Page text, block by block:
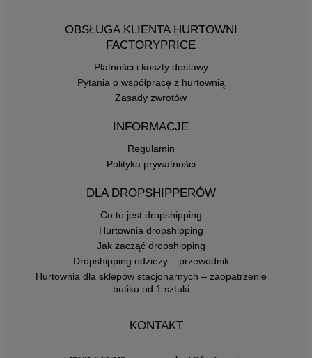
OBSŁUGA KLIENTA HURTOWNI
FACTORYPRICE
Płatności i koszty dostawy
Pytania o współpracę z hurtownią
Zasady zwrotów
INFORMACJE
Regulamin
Polityka prywatności
DLA DROPSHIPPERÓW
Co to jest dropshipping
Hurtownia dropshipping
Jak zacząć dropshipping
Dropshipping odzieży – przewodnik
Hurtownia dla sklepów stacjonarnych – zaopatrzenie
butiku od 1 sztuki
KONTAKT